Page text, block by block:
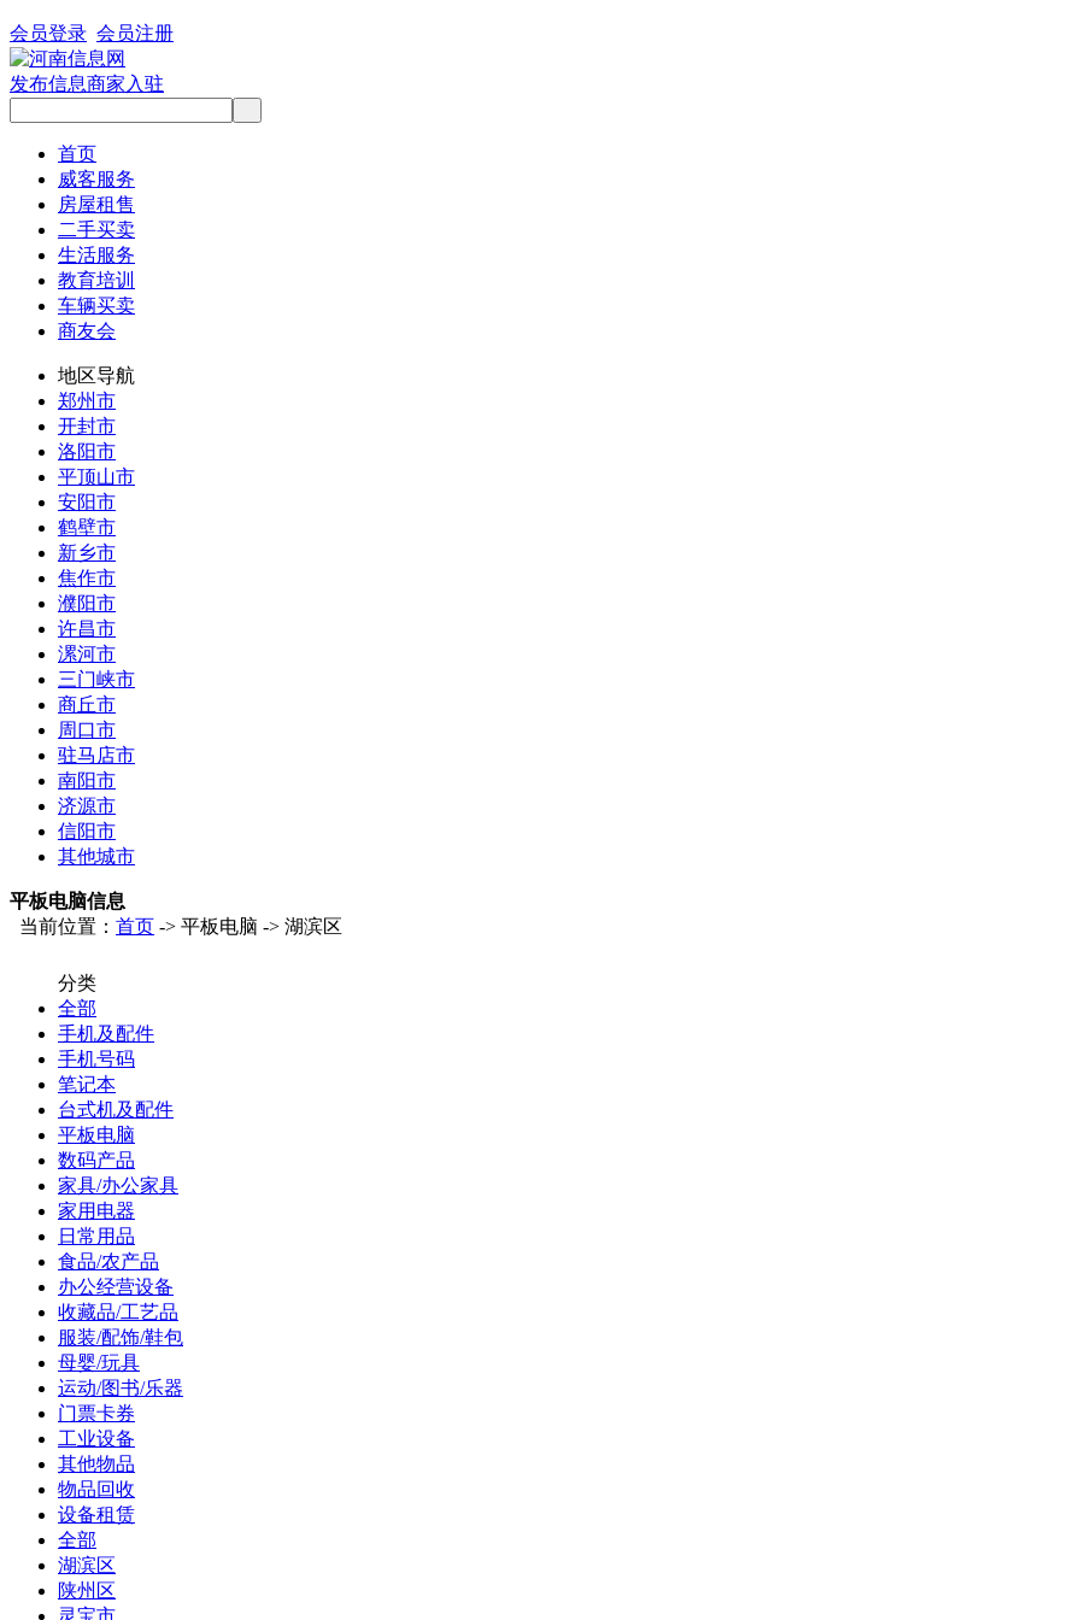
会员登录 会员注册
发布信息商家入驻
首页
威客服务
房屋租售
二手买卖
生活服务
教育培训
车辆买卖
商友会
地区导航
郑州市
开封市
洛阳市
平顶山市
安阳市
鹤壁市
新乡市
焦作市
濮阳市
许昌市
漯河市
三门峡市
商丘市
周口市
驻马店市
南阳市
济源市
信阳市
其他城市
平板电脑信息
当前位置： 首页 -> 平板电脑 -> 湖滨区
分类
全部
手机及配件
手机号码
笔记本
台式机及配件
平板电脑
数码产品
家具/办公家具
家用电器
日常用品
食品/农产品
办公经营设备
收藏品/工艺品
服装/配饰/鞋包
母婴/玩具
运动/图书/乐器
门票卡券
工业设备
其他物品
物品回收
设备租赁
全部
湖滨区
陕州区
灵宝市